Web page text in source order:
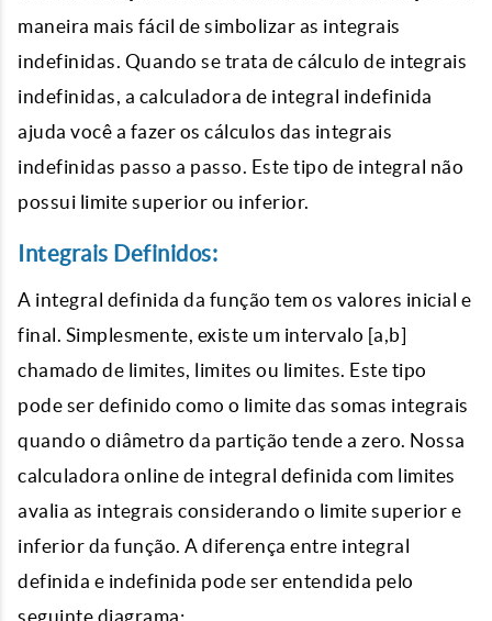
maneira mais fácil de simbolizar as integrais
indefinidas. Quando se trata de cálculo de integrais
indefinidas, a calculadora de integral indefinida
ajuda você a fazer os cálculos das integrais
indefinidas passo a passo. Este tipo de integral não
possui limite superior ou inferior.
Integrais Definidos:
A integral definida da função tem os valores inicial e
final. Simplesmente, existe um intervalo [a,b]
chamado de limites, limites ou limites. Este tipo
pode ser definido como o limite das somas integrais
quando o diâmetro da partição tende a zero. Nossa
calculadora online de integral definida com limites
avalia as integrais considerando o limite superior e
inferior da função. A diferença entre integral
definida e indefinida pode ser entendida pelo
seguinte diagrama: